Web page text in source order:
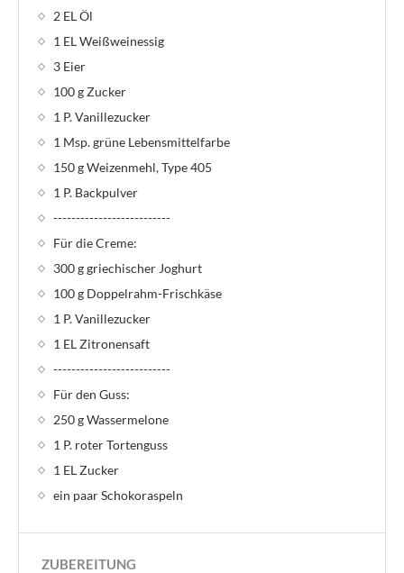
2 EL Öl
1 EL Weißweinessig
3 Eier
100 g Zucker
1 P. Vanillezucker
1 Msp. grüne Lebensmittelfarbe
150 g Weizenmehl, Type 405
1 P. Backpulver
--------------------------
Für die Creme:
300 g griechischer Joghurt
100 g Doppelrahm-Frischkäse
1 P. Vanillezucker
1 EL Zitronensaft
--------------------------
Für den Guss:
250 g Wassermelone
1 P. roter Tortenguss
1 EL Zucker
ein paar Schokoraspeln
ZUBEREITUNG